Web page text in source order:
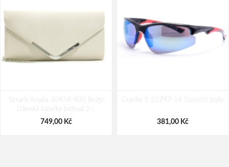
Tamaris Amalia 30454-400 Beige
Dámská kabelka béžová 2 L
749,00 Kč
Granite 5 21747-19 Sluneční brýle
381,00 Kč